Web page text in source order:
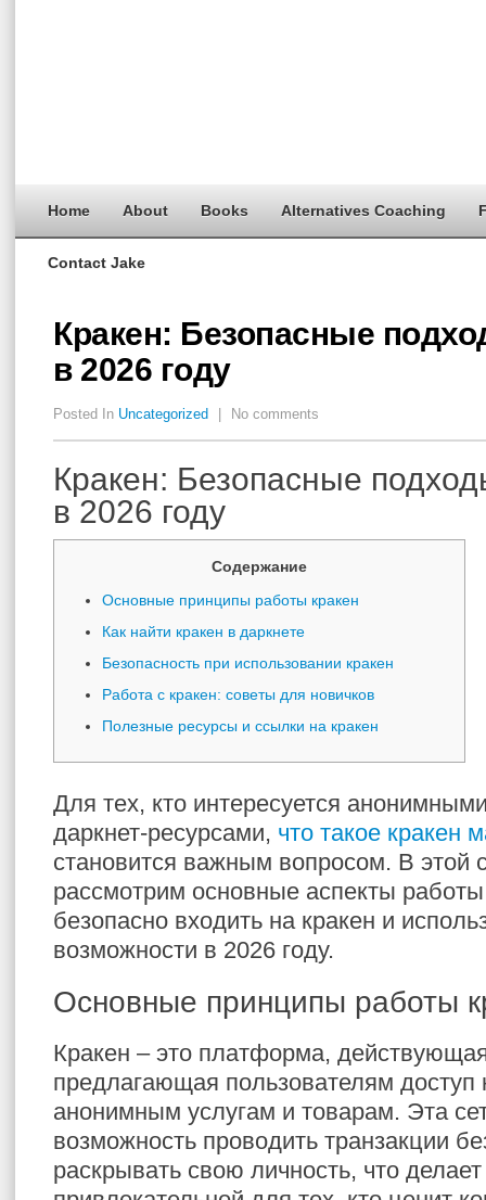
Home About Books Alternatives Coaching
Contact Jake
Кракен: Безопасные
в 2026 году
Posted In Uncategorized No comments
Кракен: Безопасные
в 2026 году
Содержание
Основные принципы работы кракен
Как найти кракен в даркнете
Безопасность при использовании кракен
Работа с кракен: советы для новичков
Полезные ресурсы и ссылки на кракен
Для тех, кто интересуется
даркнет-ресурсами, что такое кракен
становится важным вопросом. В этой
рассмотрим основные аспекты
безопасно входить на кракен и
возможности в 2026 году.
Основные принципы работы
Кракен – это платформа,
предлагающая пользователям доступ
анонимным услугам и товарам. Эта
возможность проводить транзакции
раскрывать свою личность, что